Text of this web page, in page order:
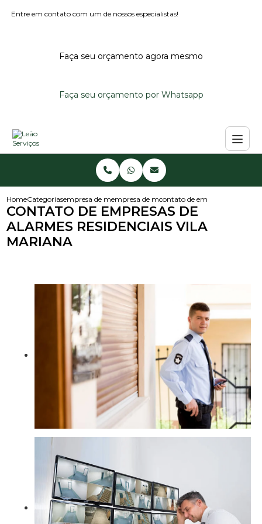
Entre em contato com um de nossos especialistas!
Faça seu orçamento agora mesmo
Faça seu orçamento por Whatsapp
HomeCategoriasempresa de monitoramento de alarmes
empresa de monitoramento de alarme
contato de empresas de
CONTATO DE EMPRESAS DE
ALARMES RESIDENCIAIS VILA
MARIANA